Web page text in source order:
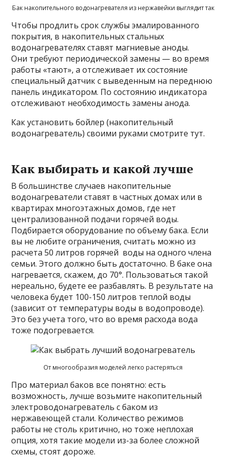
Бак накопительного водонагревателя из нержавейки выглядит так
Чтобы продлить срок службы эмалированного
покрытия, в накопительных стальных
водонагревателях ставят магниевые аноды.
Они требуют периодической замены — во время
работы «тают», а отслеживает их состояние
специальный датчик с выведенным на переднюю
панель индикатором. По состоянию индикатора
отслеживают необходимость замены анода.
Как установить бойлер (накопительный
водонагреватель) своими руками смотрите тут.
Как выбирать и какой лучше
В большинстве случаев накопительные
водонагреватели ставят в частных домах или в
квартирах многоэтажных домов, где нет
централизованной подачи горячей воды.
Подбирается оборудование по объему бака. Если
вы не любите ограничения, считать можно из
расчета 50 литров горячей воды на одного члена
семьи. Этого должно быть достаточно. В баке она
нагревается, скажем, до 70°. Пользоваться такой
нереально, будете ее разбавлять. В результате на
человека будет 100-150 литров теплой воды
(зависит от температуры воды в водопроводе).
Это без учета того, что во время расхода вода
тоже подогревается.
От многообразия моделей легко растеряться
Про материал баков все понятно: есть
возможность, лучше возьмите накопительный
электроводонагреватель с баком из
нержавеющей стали. Количество режимов
работы не столь критично, но тоже неплохая
опция, хотя такие модели из-за более сложной
схемы, стоят дороже.